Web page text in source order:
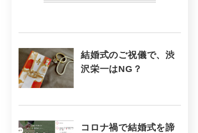
結婚式のご祝儀で、渋
沢栄一はNG？
コロナ禍で結婚式を諦